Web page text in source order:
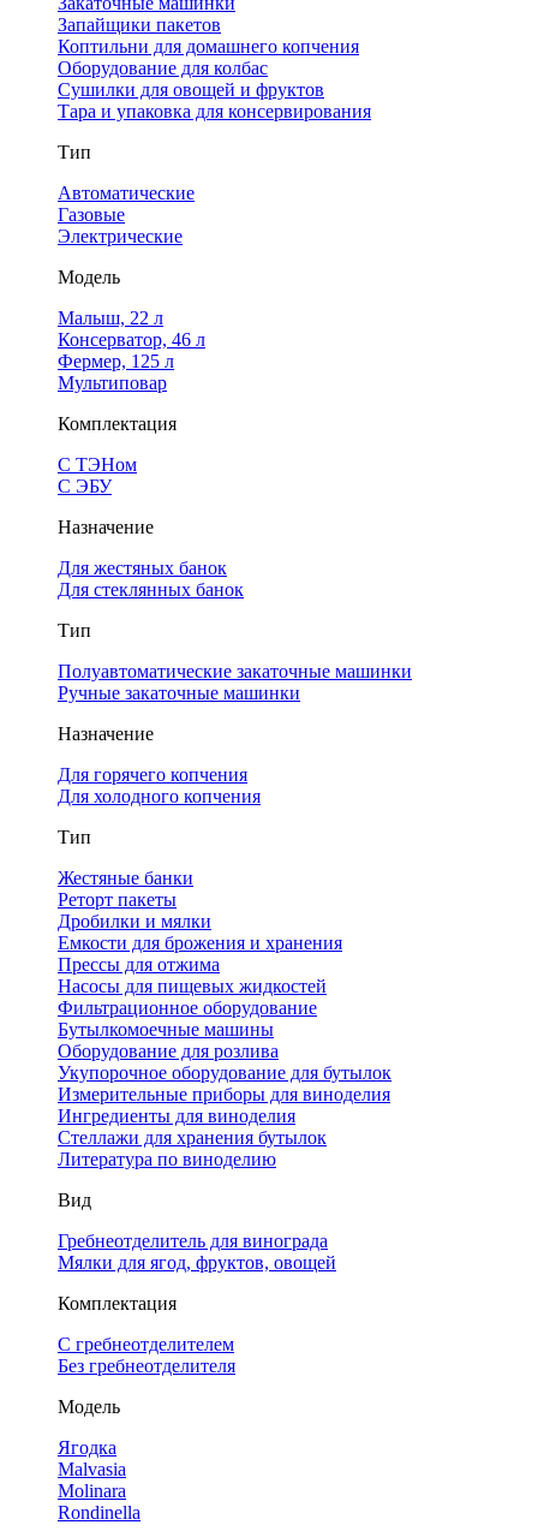
Запайщики пакетов
Коптильни для домашнего копчения
Оборудование для колбас
Сушилки для овощей и фруктов
Тара и упаковка для консервирования
Тип
Автоматические
Газовые
Электрические
Модель
Малыш, 22 л
Консерватор, 46 л
Фермер, 125 л
Мультиповар
Комплектация
С ТЭНом
С ЭБУ
Назначение
Для жестяных банок
Для стеклянных банок
Тип
Полуавтоматические закаточные машинки
Ручные закаточные машинки
Назначение
Для горячего копчения
Для холодного копчения
Тип
Жестяные банки
Реторт пакеты
Дробилки и мялки
Емкости для брожения и хранения
Прессы для отжима
Насосы для пищевых жидкостей
Фильтрационное оборудование
Бутылкомоечные машины
Оборудование для розлива
Укупорочное оборудование для бутылок
Измерительные приборы для виноделия
Ингредиенты для виноделия
Стеллажи для хранения бутылок
Литература по виноделию
Вид
Гребнеотделитель для винограда
Мялки для ягод, фруктов, овощей
Комплектация
С гребнеотделителем
Без гребнеотделителя
Модель
Ягодка
Malvasia
Molinara
Rondinella